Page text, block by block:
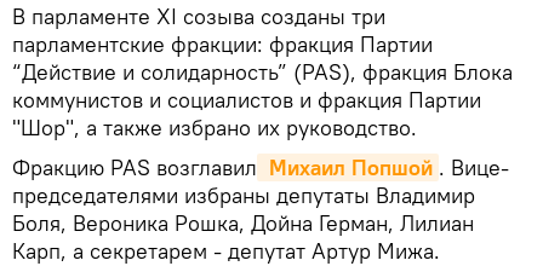
В парламенте XI созыва созданы три
парламентские фракции: фракция Партии
“Действие и солидарность” (PAS), фракция Блока
коммунистов и социалистов и фракция Партии
"Шор", а также избрано их руководство.
Фракцию PAS возглавил Михаил Попшой . Вице-
председателями избраны депутаты Владимир
Боля, Вероника Рошка, Дойна Герман, Лилиан
Карп, а секретарем - депутат Артур Мижа.